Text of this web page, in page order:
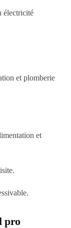
électricité
et plomberie
et
pro